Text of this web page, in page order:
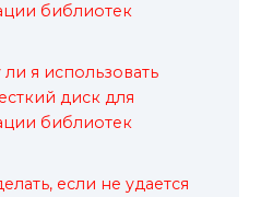
библиотек
я использовать
диск для
библиотек
если не удается